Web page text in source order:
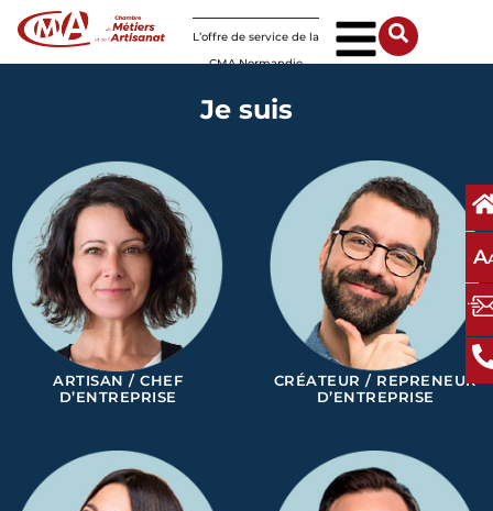
L’offre de service de la
CMA Normandie
A
Je suis
ARTISAN / CHEF
D’ENTREPRISE
CRÉATEUR / REPRENEUR
D’ENTREPRISE
Panneau de gestion des cookies